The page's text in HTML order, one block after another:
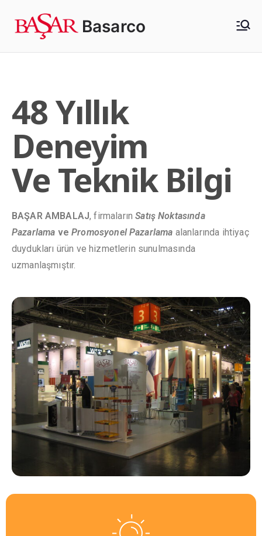
Basarco
48 Yıllık
Deneyim
Ve Teknik Bilgi
BAŞAR AMBALAJ, firmalarınSatış Noktasında
Pazarlama vePromosyonel Pazarlama alanlarında ihtiyaç
duydukları ürün ve hizmetlerin sunulmasında
uzmanlaşmıştır.